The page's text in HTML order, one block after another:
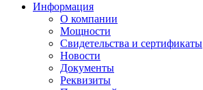
Информация
О компании
Мощности
Свидетельства и сертификаты
Новости
Документы
Реквизиты